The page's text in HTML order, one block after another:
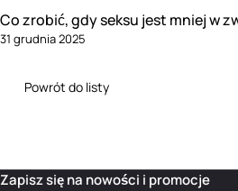
Co zrobić, gdy seksu jest mniej w
31 grudnia 2025
Powrót do listy
Zapisz się na nowości i promocje